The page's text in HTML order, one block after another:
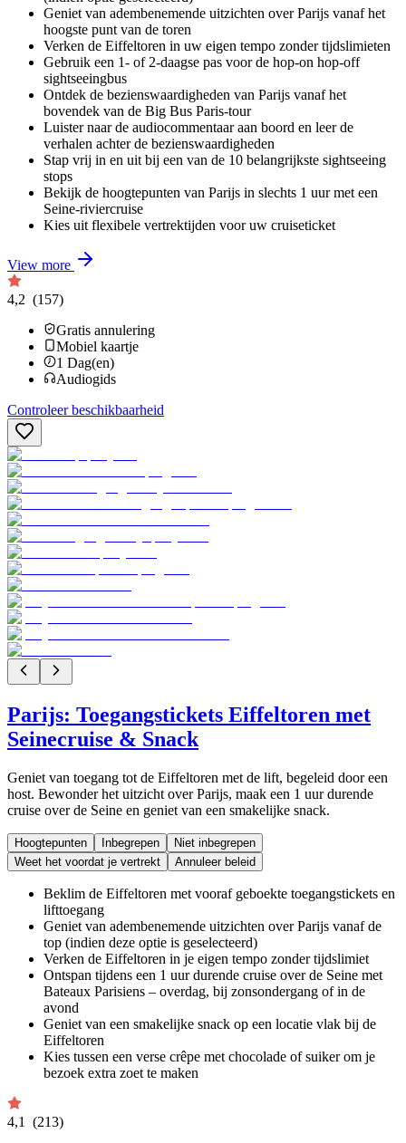
Geniet van adembenemende uitzichten over Parijs vanaf het
hoogste punt van de toren
Verken de Eiffeltoren in uw eigen tempo zonder tijdslimieten
Gebruik een 1- of 2-daagse pas voor de hop-on hop-off
sightseeingbus
Ontdek de bezienswaardigheden van Parijs vanaf het
bovendek van de Big Bus Paris-tour
Luister naar de audiocommentaar aan boord en leer de
verhalen achter de bezienswaardigheden
Stap vrij in en uit bij een van de 10 belangrijkste sightseeing
stops
Bekijk de hoogtepunten van Parijs in slechts 1 uur met een
Seine-riviercruise
Kies uit flexibele vertrektijden voor uw cruiseticket
View more
4,2 (157)
Gratis annulering
Mobiel kaartje
1 Dag(en)
Audiogids
Controleer beschikbaarheid
Parijs: Toegangstickets Eiffeltoren met
Seinecruise & Snack
Geniet van toegang tot de Eiffeltoren met de lift, begeleid door een
host. Bewonder het uitzicht over Parijs, maak een 1 uur durende
cruise over de Seine en geniet van een smakelijke snack.
Hoogtepunten Inbegrepen
Niet inbegrepen
Weet het voordat je vertrekt
Annuleer beleid
Beklim de Eiffeltoren met vooraf geboekte toegangstickets en
lifttoegang
Geniet van adembenemende uitzichten over Parijs vanaf de
top (indien deze optie is geselecteerd)
Verken de Eiffeltoren in je eigen tempo zonder tijdslimiet
Ontspan tijdens een 1 uur durende cruise over de Seine met
Bateaux Parisiens – overdag, bij zonsondergang of in de
avond
Geniet van een smakelijke snack op een locatie vlak bij de
Eiffeltoren
Kies tussen een verse crêpe met chocolade of suiker om je
bezoek extra zoet te maken
4,1
(213)